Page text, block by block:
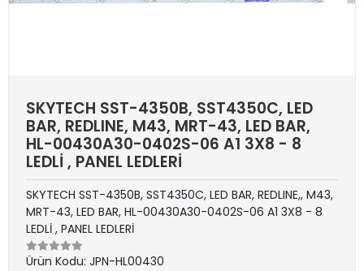
SKYTECH SST-4350B, SST4350C, LED
BAR, REDLINE, M43, MRT-43, LED BAR,
HL-00430A30-0402S-06 A1 3X8 - 8
LEDLİ , PANEL LEDLERİ
SKYTECH SST-4350B, SST4350C, LED BAR, REDLINE,, M43,
MRT-43, LED BAR, HL-00430A30-0402S-06 A1 3X8 - 8
LEDLİ , PANEL LEDLERİ
Ürün Kodu: JPN-HL00430